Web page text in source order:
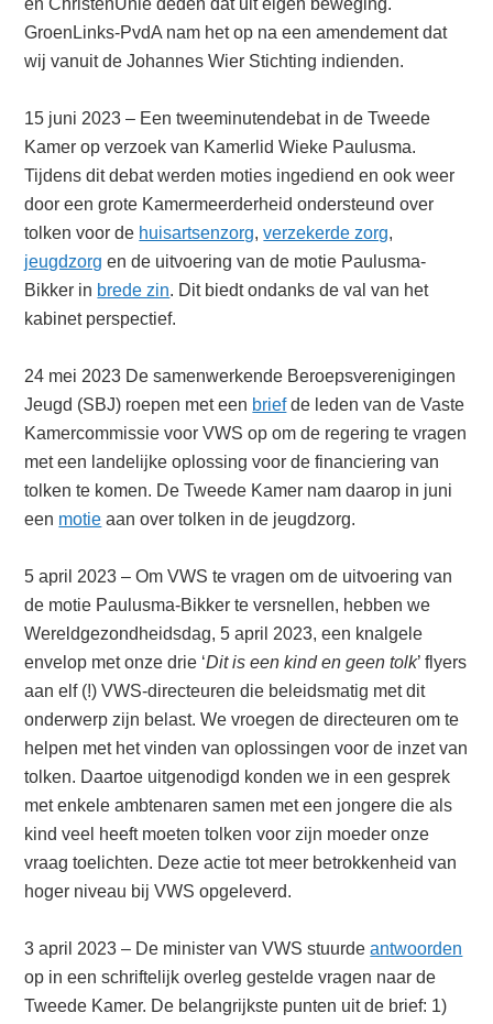
en ChristenUnie deden dat uit eigen beweging.
GroenLinks-PvdA nam het op na een amendement dat
wij vanuit de Johannes Wier Stichting indienden.
15 juni 2023 – Een tweeminutendebat in de Tweede
Kamer op verzoek van Kamerlid Wieke Paulusma.
Tijdens dit debat werden moties ingediend en ook weer
door een grote Kamermeerderheid ondersteund over
tolken voor de huisartsenzorg,verzekerde zorg,
jeugdzorg en de uitvoering van de motie Paulusma-
Bikker in brede zin. Dit biedt ondanks de val van het
kabinet perspectief.
24 mei 2023 De samenwerkende Beroepsverenigingen
Jeugd (SBJ) roepen met een briefde leden van de Vaste
Kamercommissie voor VWS op om de regering te vragen
met een landelijke oplossing voor de financiering van
tolken te komen. De Tweede Kamer nam daarop in juni
een motie aan over tolken in de jeugdzorg.
5 april 2023 – Om VWS te vragen om de uitvoering van
de motie Paulusma-Bikker te versnellen, hebben we
Wereldgezondheidsdag, 5 april 2023, een knalgele
envelop met onze drie ‘Dit is een kind en geen tolk’ flyers
aan elf (!) VWS-directeuren die beleidsmatig met dit
onderwerp zijn belast. We vroegen de directeuren om te
helpen met het vinden van oplossingen voor de inzet van
tolken. Daartoe uitgenodigd konden we in een gesprek
met enkele ambtenaren samen met een jongere die als
kind veel heeft moeten tolken voor zijn moeder onze
vraag toelichten. Deze actie tot meer betrokkenheid van
hoger niveau bij VWS opgeleverd.
3 april 2023 – De minister van VWS stuurdeantwoorden
op in een schriftelijk overleg gestelde vragen naar de
Tweede Kamer. De belangrijkste punten uit de brief: 1)